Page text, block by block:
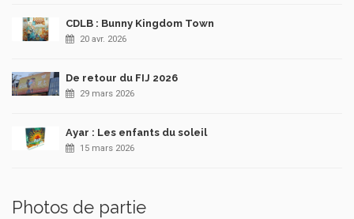
CDLB : Bunny Kingdom Town
20 avr. 2026
De retour du FIJ 2026
29 mars 2026
Ayar : Les enfants du soleil
15 mars 2026
Photos de partie